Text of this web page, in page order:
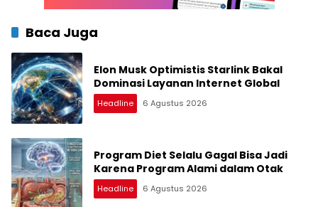
Baca Juga
Elon Musk Optimistis Starlink Bakal
Dominasi Layanan Internet Global
Headline 6 Agustus 2026
Program Diet Selalu Gagal Bisa Jadi
Karena Program Alami dalam Otak
Headline 6 Agustus 2026